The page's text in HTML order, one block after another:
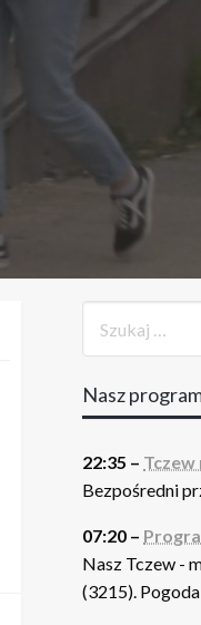
Nasz
22:35 – Tczew
Bezpośredni
07:20 –
Nasz Tczew -
(3215).